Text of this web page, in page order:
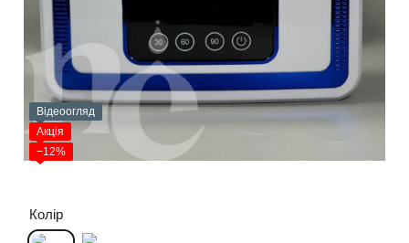
Відеоогляд
Акція
−12%
Колір